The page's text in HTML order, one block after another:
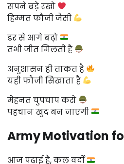
सपने बड़े रखो
हिम्मत फौजी जैसी
डर से आगे बढ़ो
तभी जीत मिलती है
अनुशासन ही ताकत है
यही फौजी सिखाता है
मेहनत चुपचाप करो
पहचान खुद बन जाएगी
Army Motivation
आज पढ़ाई है, कल वर्दी